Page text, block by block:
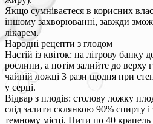
Якщо сумніваєтеся в корисних
іншому захворюванні, завжди
лікарем.
Народні рецепти з глодом
Настій із квіток: на літрову банку
рослини, а потім залийте до
чайній ложці 3 рази щодня при
у серці.
Відвар з плодів: столову ложку
слід залити склянкою 90% спирту і
темному місці. Пити по 40 крапель